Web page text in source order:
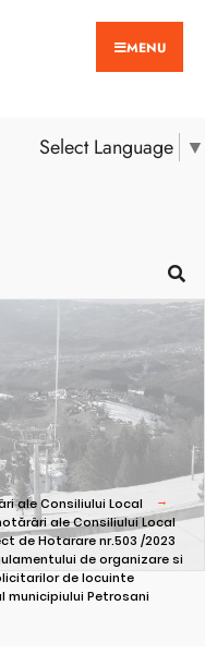
MENU
Select Language ▼
ale Consiliului Local
ale Consiliului Local
de Hotarare nr.503 /2023
de organizare si
de locuinte
Petrosani